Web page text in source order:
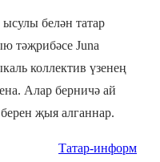
белән татар
тәҗрибәсе Juna
коллектив үзенең
Алар берничә ай
җыя алганнар.
Татар-информ